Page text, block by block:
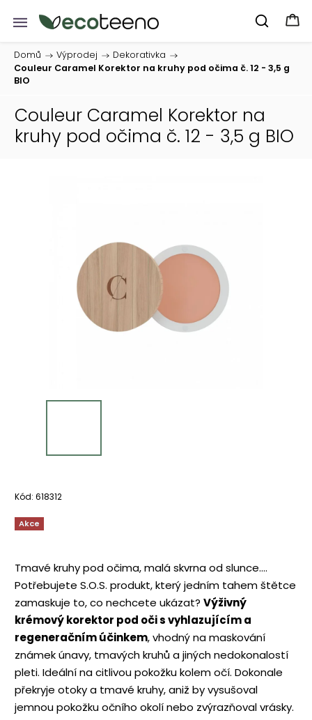
Domů / Výprodej / Dekorativka /
Couleur Caramel Korektor na kruhy pod očima č. 12 - 3,5 g
BIO
Couleur Caramel Korektor na
kruhy pod očima č. 12 - 3,5 g BIO
Kód: 618312
Akce
Tmavé kruhy pod očima, malá skvrna od slunce....
Potřebujete S.O.S. produkt, který jedním tahem štětce
zamaskuje to, co nechcete ukázat? Výživný
krémový korektor pod oči s vyhlazujícím a
regeneračním účinkem, vhodný na maskování
známek únavy, tmavých kruhů a jiných nedokonalostí
pleti. Ideální na citlivou pokožku kolem očí. Dokonale
překryje otoky a tmavé kruhy, aniž by vysušoval
jemnou pokožku očního okolí nebo zvýrazňoval vrásky.